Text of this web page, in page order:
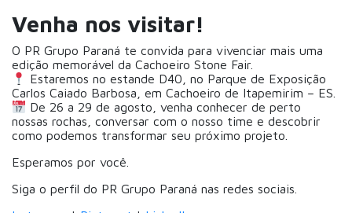
Venha nos visitar!
O PR Grupo Paraná te convida para vivenciar mais uma
edição memorável da Cachoeiro Stone Fair.
Estaremos no estande D40, no Parque de Exposição
Carlos Caiado Barbosa, em Cachoeiro de Itapemirim – ES.
De 26 a 29 de agosto, venha conhecer de perto
nossas rochas, conversar com o nosso time e descobrir
como podemos transformar seu próximo projeto.
Esperamos por você.
Siga o perfil do PR Grupo Paraná nas redes sociais.